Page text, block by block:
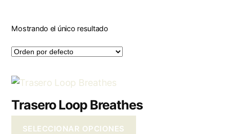
Mostrando el único resultado
Trasero Loop Breathes
SELECCIONAR OPCIONES